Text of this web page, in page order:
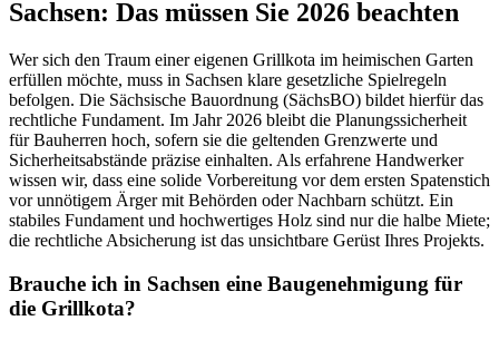
Sachsen: Das müssen Sie 2026 beachten
Wer sich den Traum einer eigenen Grillkota im heimischen Garten
erfüllen möchte, muss in Sachsen klare gesetzliche Spielregeln
befolgen. Die Sächsische Bauordnung (SächsBO) bildet hierfür das
rechtliche Fundament. Im Jahr 2026 bleibt die Planungssicherheit
für Bauherren hoch, sofern sie die geltenden Grenzwerte und
Sicherheitsabstände präzise einhalten. Als erfahrene Handwerker
wissen wir, dass eine solide Vorbereitung vor dem ersten Spatenstich
vor unnötigem Ärger mit Behörden oder Nachbarn schützt. Ein
stabiles Fundament und hochwertiges Holz sind nur die halbe Miete;
die rechtliche Absicherung ist das unsichtbare Gerüst Ihres Projekts.
Brauche ich in Sachsen eine Baugenehmigung für
die Grillkota?